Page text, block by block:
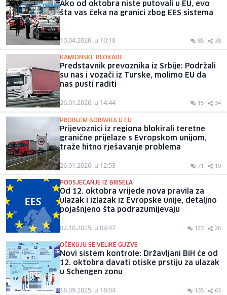
Ako od oktobra niste putovali u EU, evo
šta vas čeka na granici zbog EES sistema
10.04.2026. u 10:18 85 38
KAMIONSKE BLOKADE
Predstavnik prevoznika iz Srbije: Podržali
su nas i vozači iz Turske, molimo EU da
nas pusti raditi
26.01.2026. u 14:44 15 34
PROBLEM BORAVKA U EU
Prijevoznici iz regiona blokirali teretne
granične prijelaze s Evropskom unijom,
traže hitno rješavanje problema
26.01.2026. u 12:53 71 19
PODSJEĆANJE IZ BRISELA
Od 12. oktobra vrijede nova pravila za
ulazak i izlazak iz Evropske unije, detaljno
pojašnjeno šta podrazumijevaju
02.10.2025. u 09:47 123 26
OČEKUJU SE VELIKE GUŽVE
Novi sistem kontrole: Državljani BiH će od
12. oktobra davati otiske prstiju za ulazak
u Schengen zonu
18.09.2025. u 18:04 135 63